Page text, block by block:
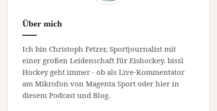
Über mich
Ich bin Christoph Fetzer, Sportjournalist mit
einer großen Leidenschaft für Eishockey. bissl
Hockey geht immer - ob als Live-Kommentator
am Mikrofon von Magenta Sport oder hier in
diesem Podcast und Blog.